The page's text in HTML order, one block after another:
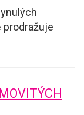
prodražuje